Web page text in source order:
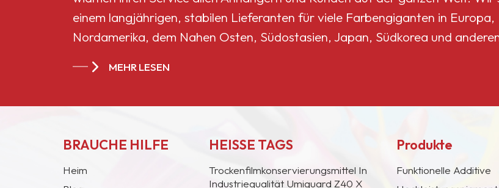
China
Celluloseacetatbutyrat
CAB-381-20
einem langjährigen, stabilen Lieferanten für viele Farbengiganten in Europa,
Nordamerika, dem Nahen Osten, Südostasien, Japan, Südkorea und
MEHR LESEN
BRAUCHE HILFE
Heim
HEISSE TAGS
Trockenfilmkonservierungsmittel In
Industriequalität Umiguard Z40 X
Produkte
Funktionelle Additive